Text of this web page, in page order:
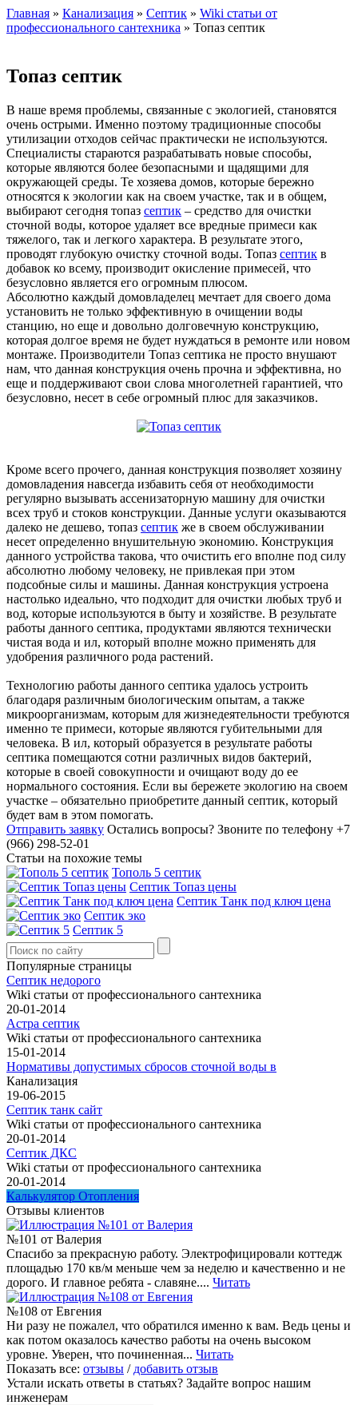
Главная » Канализация » Септик » Wiki статьи от
профессионального сантехника » Топаз септик
Топаз септик
В наше время проблемы, связанные с экологией, становятся
очень острыми. Именно поэтому традиционные способы
утилизации отходов сейчас практически не используются.
Специалисты стараются разрабатывать новые способы,
которые являются более безопасными и щадящими для
окружающей среды. Те хозяева домов, которые бережно
относятся к экологии как на своем участке, так и в общем,
выбирают сегодня топаз септик – средство для очистки
сточной воды, которое удаляет все вредные примеси как
тяжелого, так и легкого характера. В результате этого,
проводят глубокую очистку сточной воды. Топаз септик в
добавок ко всему, производит окисление примесей, что
безусловно является его огромным плюсом.
Абсолютно каждый домовладелец мечтает для своего дома
установить не только эффективную в очищении воды
станцию, но еще и довольно долговечную конструкцию,
которая долгое время не будет нуждаться в ремонте или новом
монтаже. Производители Топаз септика не просто внушают
нам, что данная конструкция очень прочна и эффективна, но
еще и поддерживают свои слова многолетней гарантией, что
безусловно, несет в себе огромный плюс для заказчиков.
Кроме всего прочего, данная конструкция позволяет хозяину
домовладения навсегда избавить себя от необходимости
регулярно вызывать ассенизаторную машину для очистки
всех труб и стоков конструкции. Данные услуги оказываются
далеко не дешево, топаз септик же в своем обслуживании
несет определенно внушительную экономию. Конструкция
данного устройства такова, что очистить его вполне под силу
абсолютно любому человеку, не привлекая при этом
подсобные силы и машины. Данная конструкция устроена
настолько идеально, что подходит для очистки любых труб и
вод, которые используются в быту и хозяйстве. В результате
работы данного септика, продуктами являются технически
чистая вода и ил, который вполне можно применять для
удобрения различного рода растений.
Технологию работы данного септика удалось устроить
благодаря различным биологическим опытам, а также
микроорганизмам, которым для жизнедеятельности требуются
именно те примеси, которые являются губительными для
человека. В ил, который образуется в результате работы
септика помещаются сотни различных видов бактерий,
которые в своей совокупности и очищают воду до ее
нормального состояния. Если вы бережете экологию на своем
участке – обязательно приобретите данный септик, который
будет вам в этом помогать.
Отправить заявку Остались вопросы? Звоните по телефону +7
(966) 298-52-01
Статьи на похожие темы
Тополь 5 септик
Септик Топаз цены
Септик Танк под ключ цена
Септик эко
Септик 5
Популярные страницы
Септик недорого
Wiki статьи от профессионального сантехника
20-01-2014
Астра септик
Wiki статьи от профессионального сантехника
15-01-2014
Нормативы допустимых сбросов сточной воды в
Канализация
19-06-2015
Септик танк сайт
Wiki статьи от профессионального сантехника
20-01-2014
Септик ДКС
Wiki статьи от профессионального сантехника
20-01-2014
Калькулятор Отопления
Отзывы клиентов
№101 от Валерия
Спасибо за прекрасную работу. Электрофицировали коттедж
площадью 170 кв/м меньше чем за неделю и качественно и не
дорого. И главное ребята - славяне.... Читать
№108 от Евгения
Ни разу не пожалел, что обратился именно к вам. Ведь цены и
как потом оказалось качество работы на очень высоком
уровне. Уверен, что починенная... Читать
Показать все: отзывы / добавить отзыв
Устали искать ответы в статьях? Задайте вопрос нашим
инженерам